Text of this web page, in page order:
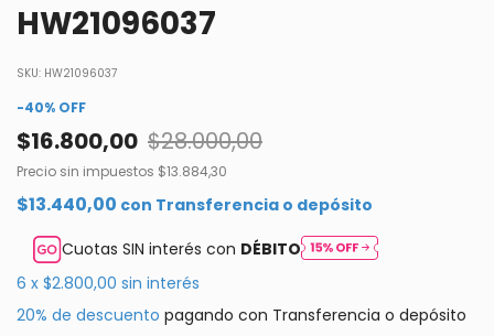
HW21096037
SKU: HW21096037
-40% OFF
$16.800,00 $28.000,00
Precio sin impuestos $13.884,30
$13.440,00 con Transferencia o depósito
Cuotas SIN interés con DÉBITO
6 x $2.800,00 sin interés
20% de descuento pagando con Transferencia o depósito